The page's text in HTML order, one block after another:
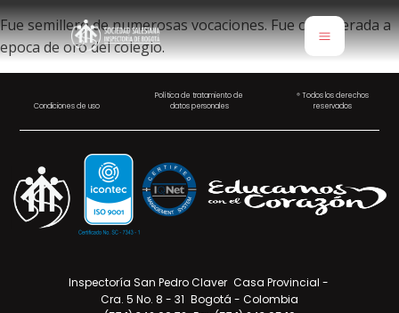
Fue semillero de numerosas vocaciones. Fue considerada a
epoca de oro del colegio.
Condiciones de uso
Política de tratamiento de
datos personales
® Todos los derechos
reservados
Inspectoría San Pedro Claver Casa Provincial -
Cra. 5 No. 8 - 31 Bogotá - Colombia